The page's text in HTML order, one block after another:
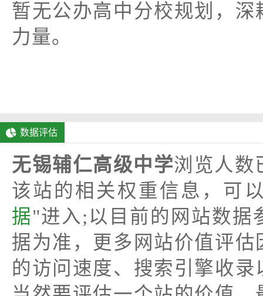
暂无公办高中分校规划，
力量。
数据评估
无锡辅仁高级中学浏览人数
该站的相关权重信息，可
据"进入;以目前的网站数据
据为准，更多网站价值评
的访问速度、搜索引擎收